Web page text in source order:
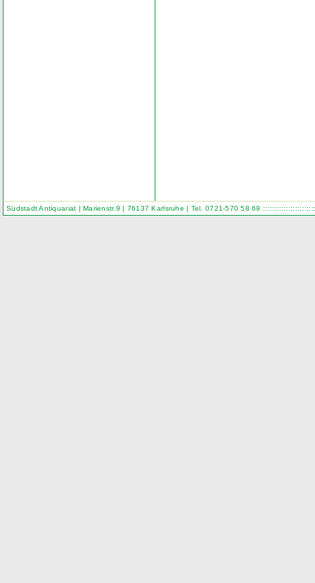
Südstadt Antiquariat | Marienstr.9 | 76137 Karlsruhe | Tel. 0721-570 58 69